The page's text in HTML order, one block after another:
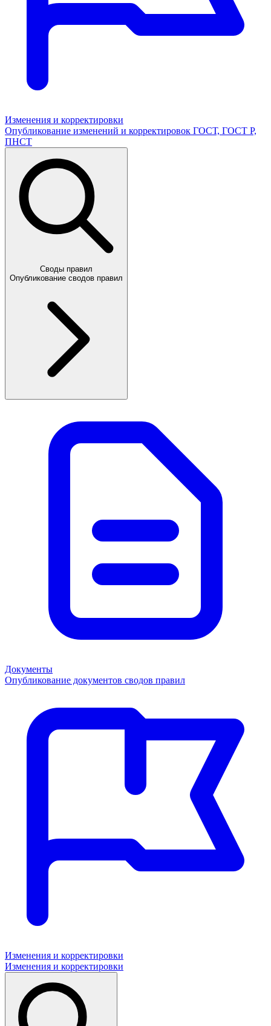
Изменения и корректировки
Опубликование изменений и корректировок ГОСТ, ГОСТ Р,
ПНСТ
Своды правил
Опубликование сводов правил
Документы
Опубликование документов сводов правил
Изменения и корректировки
Изменения и корректировки